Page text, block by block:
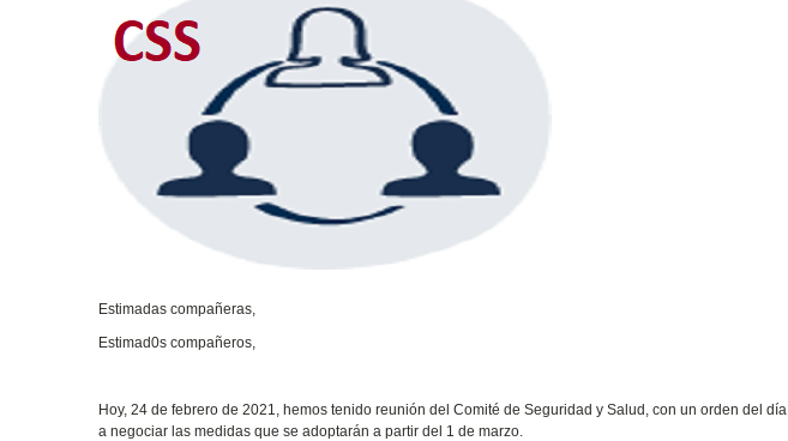
Estimadas compañeras,
Estimad0s compañeros,
Hoy, 24 de febrero de 2021, hemos tenido reunión del Comité de Seguridad y Salud, con un orden del
a negociar las medidas que se adoptarán a partir del 1 de marzo.